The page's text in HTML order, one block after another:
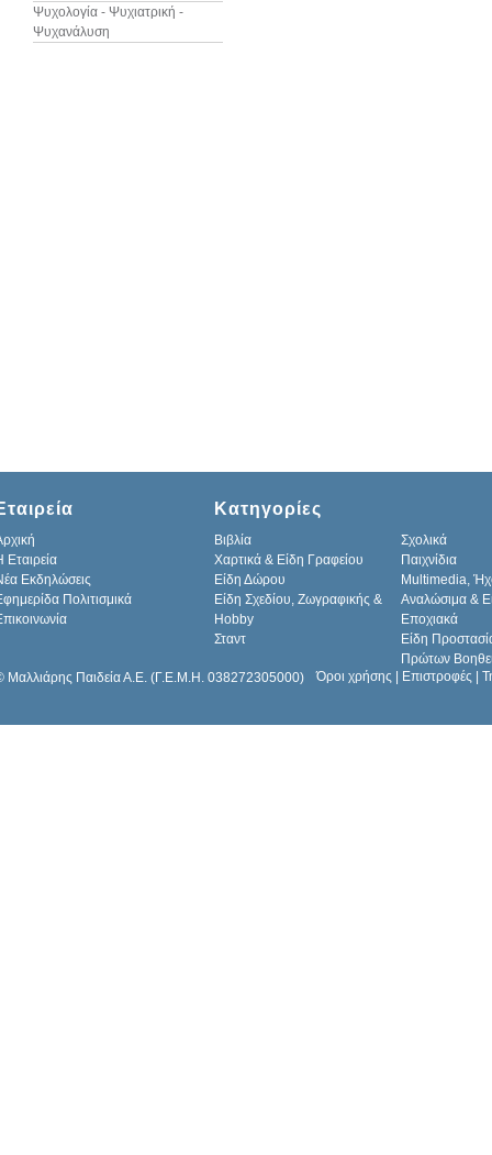
Ψυχολογία - Ψυχιατρική -
Ψυχανάλυση
Εταιρεία
Εκδηλώσεις
Πολιτισμικά
Κατηγορίες
Βιβλία
Σχολικά
Χαρτικά & Είδη Γραφείου
Παιχνίδια
Είδη Δώρου
Multimedia,
Είδη Σχεδίου, Ζωγραφικής &
Hobby
Αναλώσιμα &
Εποχιακά
Σταντ
Είδη
Πρώτων
Μαλλιάρης Παιδεία Α.Ε. (Γ.Ε.Μ.Η. 038272305000)
Όροι χρήσης Επιστροφές